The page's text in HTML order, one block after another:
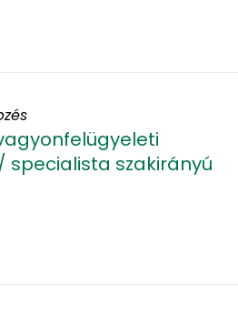
specialista szakirányú